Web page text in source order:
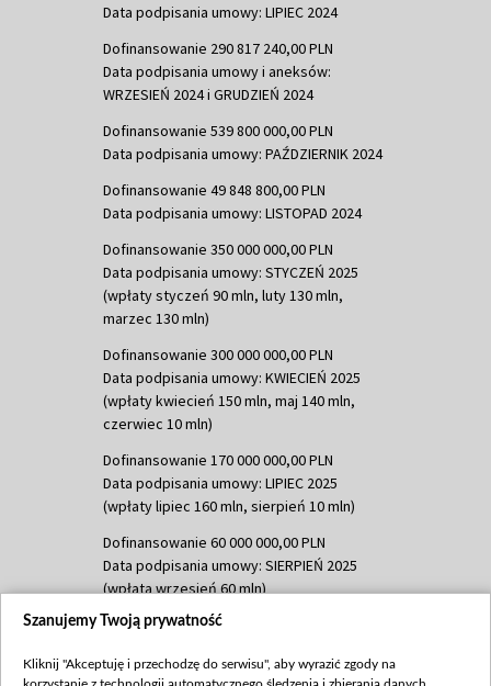
Data podpisania umowy: LIPIEC 2024
Dofinansowanie 290 817 240,00 PLN
Data podpisania umowy i aneksów:
WRZESIEŃ 2024 i GRUDZIEŃ 2024
Dofinansowanie 539 800 000,00 PLN
Data podpisania umowy: PAŹDZIERNIK 2024
Dofinansowanie 49 848 800,00 PLN
Data podpisania umowy: LISTOPAD 2024
Dofinansowanie 350 000 000,00 PLN
Data podpisania umowy: STYCZEŃ 2025
(wpłaty styczeń 90 mln, luty 130 mln,
marzec 130 mln)
Dofinansowanie 300 000 000,00 PLN
Data podpisania umowy: KWIECIEŃ 2025
(wpłaty kwiecień 150 mln, maj 140 mln,
czerwiec 10 mln)
Dofinansowanie 170 000 000,00 PLN
Data podpisania umowy: LIPIEC 2025
(wpłaty lipiec 160 mln, sierpień 10 mln)
Dofinansowanie 60 000 000,00 PLN
Data podpisania umowy: SIERPIEŃ 2025
(wpłata wrzesień 60 mln)
Dofinansowanie 635 783 051,21 PLN
(wpłata wrzesień 100 mln, październik 350
Szanujemy Twoją prywatność
Kliknij "Akceptuję i przechodzę do serwisu", aby wyrazić zgody na